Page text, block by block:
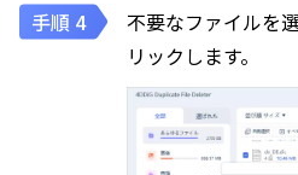
不要なファイルを
リックします。